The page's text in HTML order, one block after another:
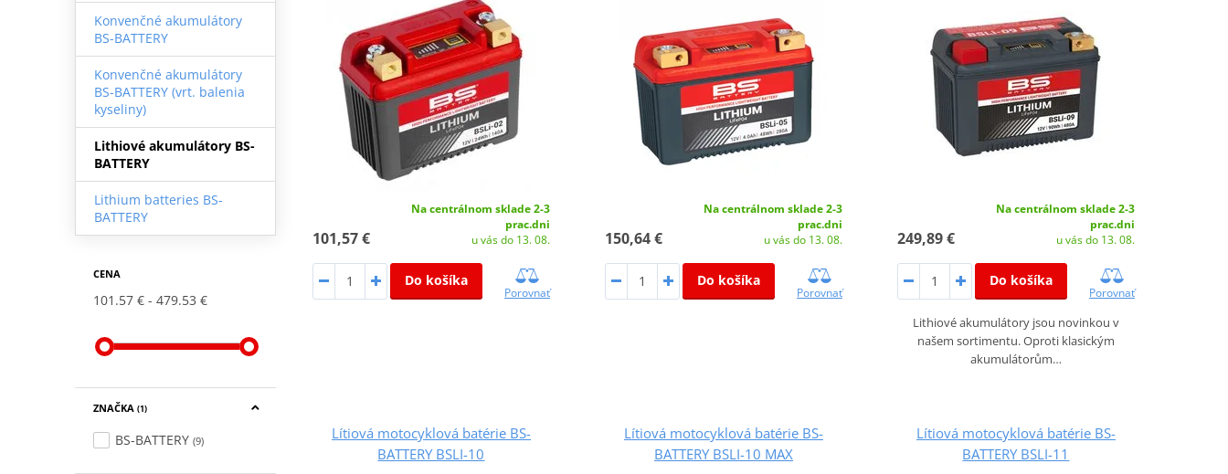
Konvenčné akumulátory
BS-BATTERY
Konvenčné akumulátory
BS-BATTERY (vrt. balenia
kyseliny)
Lithiové akumulátory BS-
BATTERY
Lithium batteries BS-
BATTERY
CENA
101.57 € 479.53 €
ZNAČKA (1)
BS-BATTERY (9)
101,57 €
Na centrálnom sklade 2-3
prac.dni
u vás do 13. 08.
Do košíka
Porovnať
150,64 €
Na centrálnom sklade 2-3
prac.dni
u vás do 13. 08.
Do košíka
Porovnať
249,89 €
Na centrálnom sklade 2-3
prac.dni
u vás do 13. 08.
Do košíka
Porovnať
Lithiové akumulátory jsou novinkou v
našem sortimentu. Oproti klasickým
akumulátorům…
Lítiová motocyklová batérie BS-
BATTERY BSLI-10
Lítiová motocyklová batérie BS-
BATTERY BSLI-10 MAX
Lítiová motocyklová batérie BS-
BATTERY BSLI-11